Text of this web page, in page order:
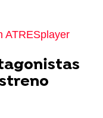
ATRESplayer